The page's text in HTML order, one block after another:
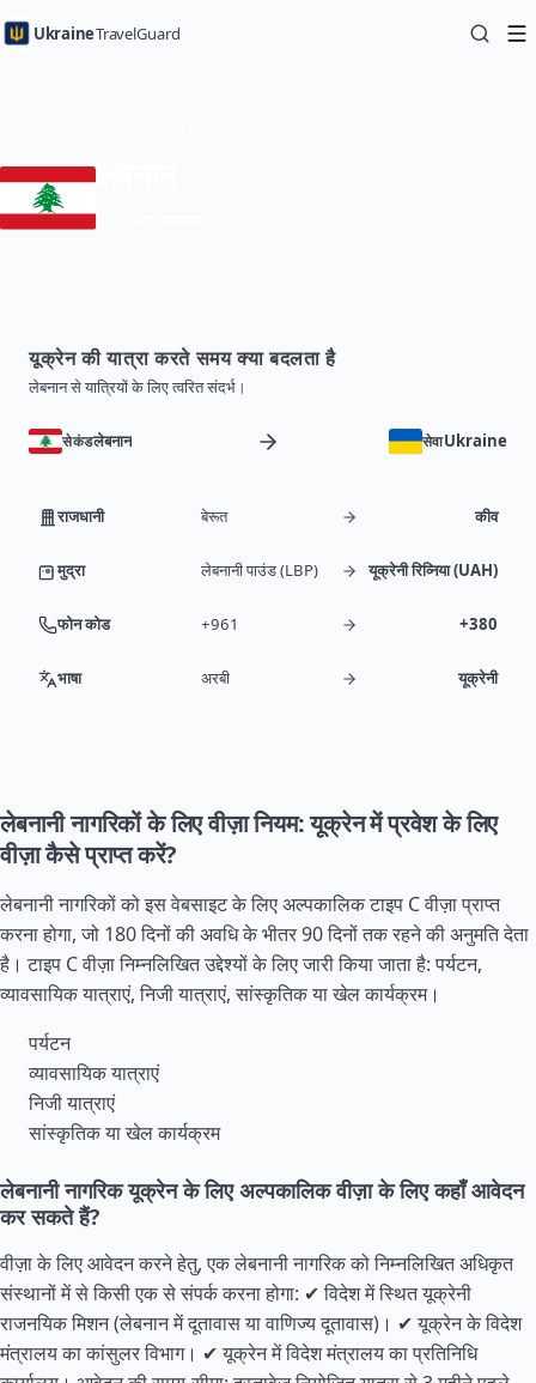
UkraineTravelGuard
यूक्रेन की यात्रा करते समय क्या बदलता है
लेबनान से यात्रियों के लिए त्वरित संदर्भ।
सेकंडलेबनान सेवाUkraine
राजधानी बेरूत कीव
मुद्रा लेबनानी पाउंड (LBP) यूक्रेनी रिव्निया (UAH)
फोन कोड +961 +380
भाषा अरबी यूक्रेनी
लेबनानी नागरिकों के लिए वीज़ा नियम: यूक्रेन में प्रवेश के लिए
वीज़ा कैसे प्राप्त करें?
लेबनानी नागरिकों को इस वेबसाइट के लिए अल्पकालिक टाइप C वीज़ा प्राप्त
करना होगा, जो 180 दिनों की अवधि के भीतर 90 दिनों तक रहने की अनुमति देता
है। टाइप C वीज़ा निम्नलिखित उद्देश्यों के लिए जारी किया जाता है: पर्यटन,
व्यावसायिक यात्राएं, निजी यात्राएं, सांस्कृतिक या खेल कार्यक्रम।
पर्यटन
व्यावसायिक यात्राएं
निजी यात्राएं
सांस्कृतिक या खेल कार्यक्रम
लेबनानी नागरिक यूक्रेन के लिए अल्पकालिक वीज़ा के लिए कहाँ आवेदन
कर सकते हैं?
वीज़ा के लिए आवेदन करने हेतु, एक लेबनानी नागरिक को निम्नलिखित अधिकृत
संस्थानों में से किसी एक से संपर्क करना होगा: ✔ विदेश में स्थित यूक्रेनी
राजनयिक मिशन (लेबनान में दूतावास या वाणिज्य दूतावास)। ✔ यूक्रेन के विदेश
मंत्रालय का कांसुलर विभाग। ✔ यूक्रेन में विदेश मंत्रालय का प्रतिनिधि